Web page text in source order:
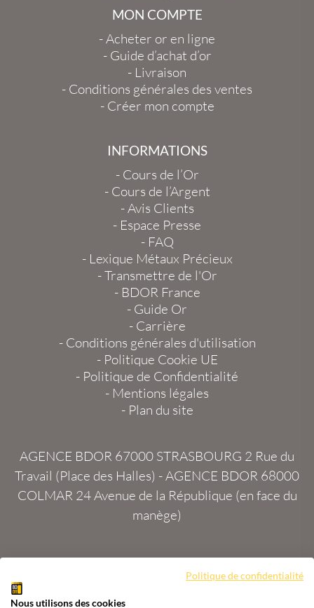
MON COMPTE
-Acheter or en ligne
- Guide d’achat d’or
- Livraison
- Conditions générales des ventes
- Créer mon compte
INFORMATIONS
- Cours de l’Or
- Cours de l’Argent
-Avis Clients
- Espace Presse
- FAQ
- Lexique Métaux Précieux
-Transmettre de l'Or
- BDOR France
- Guide Or
- Carrière
- Conditions générales d'utilisation
- Politique Cookie UE
- Politique de Confidentialité
- Mentions légales
- Plan du site
AGENCE BDOR 67000 STRASBOURG 2 Rue du
Travail (Place des Halles) -AGENCE BDOR 68000
COLMAR 24 Avenue de la République (en face du
manège)
Site : Politique de confidentialité
Nous utilisons des cookies